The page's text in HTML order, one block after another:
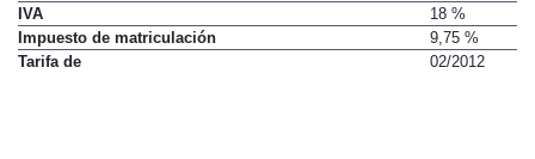
IVA
18 %
Impuesto de matriculación
9,75 %
Tarifa de
02/2012